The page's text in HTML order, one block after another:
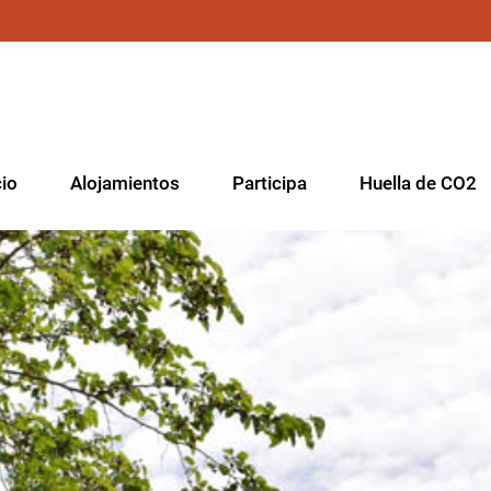
Alojamientos Participa Huella de CO2